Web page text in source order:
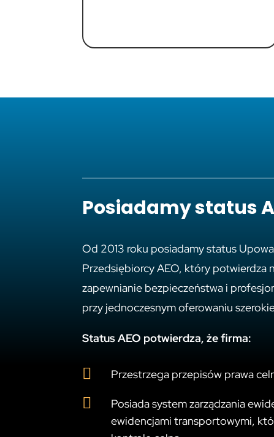
Posiadamy status
Od 2013 roku posiadamy status
Przedsiębiorcy AEO, który potwierdza
zapewnianie bezpieczeństwa i
przy jednoczesnym oferowaniu
Status AEO potwierdza, że firma:
 Przestrzega przepisów prawa

Posiada system zarządzania
ewidencjami transportowymi,